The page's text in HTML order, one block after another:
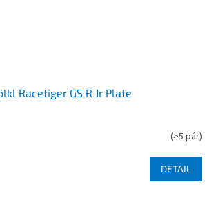
Racetiger GS R Jr Plate
(>5 pár)
DETAIL